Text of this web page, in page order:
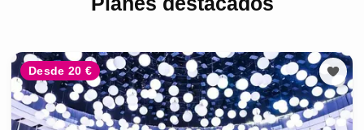
Desde 20 €